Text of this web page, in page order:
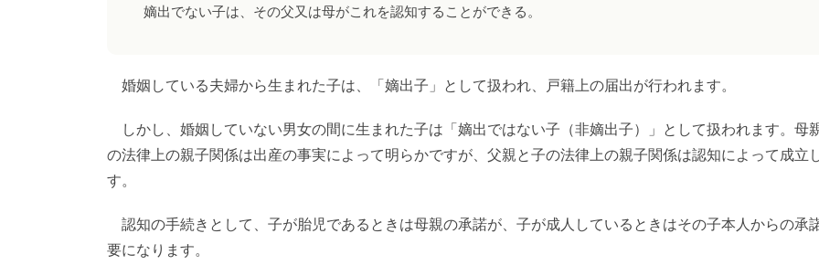
嫡出でない子は、その父又は母がこれを認知することができる。
婚姻している夫婦から生まれた子は、「嫡出子」として扱われ、戸籍上の届出が行われます。
しかし、婚姻していない男女の間に生まれた子は「嫡出ではない子（非嫡出子）」として扱われます。母
の法律上の親子関係は出産の事実によって明らかですが、父親と子の法律上の親子関係は認知によって成立
す。
認知の手続きとして、子が胎児であるときは母親の承諾が、子が成人しているときはその子本人からの承
要になります。